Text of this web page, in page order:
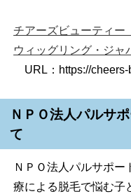
チアーズビューティ
ウィッグリング・ジャ
URL：https://cheers-
ＮＰＯ法人パルサ
て
ＮＰＯ法人パルサポ
療による脱毛で悩む子